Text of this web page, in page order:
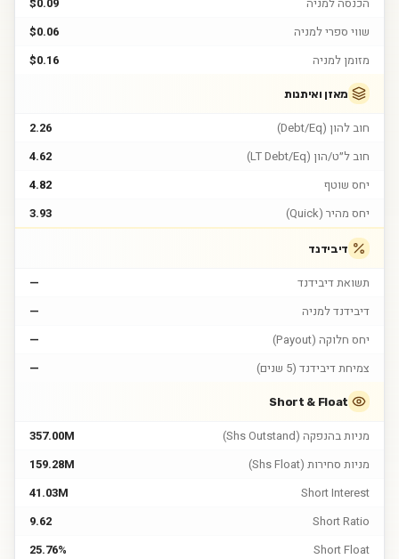
שווי ספרי למניה
$0.06
מזומן למניה
$0.16
מאזן ואיתנות
חוב להון (Debt/Eq)
2.26
חוב ל״ט/הון (LT Debt/Eq)
4.62
יחס שוטף
4.82
יחס מהיר (Quick)
3.93
דיבידנד
תשואת דיבידנד
—
דיבידנד למניה
—
יחס חלוקה (Payout)
—
צמיחת דיבידנד (5 שנים)
—
Short & Float
מניות בהנפקה (Shs Outstand)
357.00M
מניות סחירות (Shs Float)
159.28M
Short Interest
41.03M
Short Ratio
9.62
Short Float
25.76%